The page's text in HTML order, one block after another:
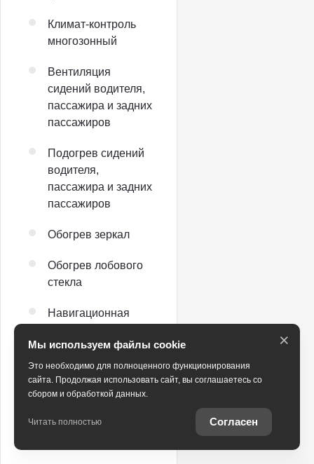
Климат-контроль
многозонный
Вентиляция
сидений водителя,
пассажира и задних
пассажиров
Подогрев сидений
водителя,
пассажира и задних
пассажиров
Обогрев зеркал
Обогрев лобового
стекла
Навигационная
USB
Bluetooth
Проекционный
Мы используем файлы cookie
Это необходимо для полноценного функционирования
сайта. Продолжая использовать сайт, вы соглашаетесь со
сбором и обработкой данных.
Читать полностью Согласен
×